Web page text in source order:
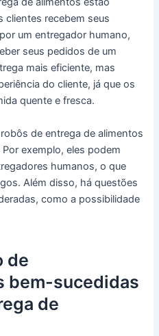
clientes recebem seus
um entregador humano,
seus pedidos de um
mais eficiente, mas
do cliente, já que os
quente e fresca.
de entrega de alimentos
exemplo, eles podem
humanos, o que
Além disso, há questões
como a possibilidade
de
bem-sucedidas
de